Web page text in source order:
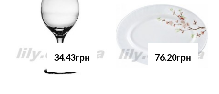
34.43грн 76.20грн